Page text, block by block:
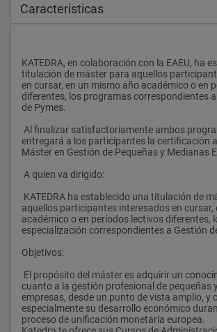
Caracteristicas
KATEDRA, en colaboración con la EAEU, ha
titulación de máster para aquellos
en cursar, en un mismo año académico o en
diferentes, los programas correspondientes
de Pymes.
entregará a los participantes la certificación
Máster en Gestión de Pequeñas y Medianas
A quien va dirigido:
aquellos participantes interesados en cursar,
académico o en períodos lectivos diferentes,
especialización correspondientes a Gestión
Objetivos:
cuanto a la gestión profesional de pequeñas
empresas, desde un punto de vista amplio, y
especialmente su desarrollo económico
proceso de unificación monetaria europea.